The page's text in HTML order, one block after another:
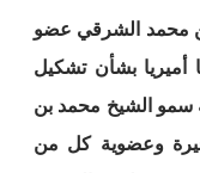
محمد الشرقي عضو
أميريا بشأن تشكيل
سمو الشيخ محمد بن
وعضوية كل من